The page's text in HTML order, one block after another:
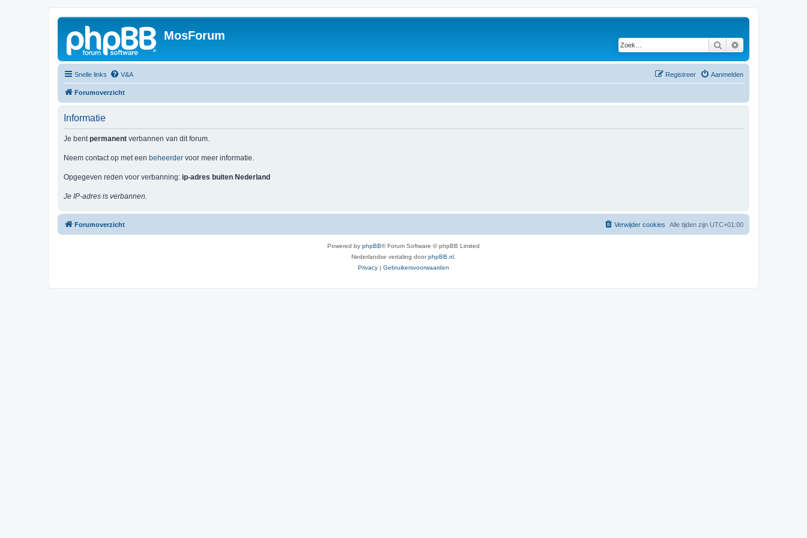
MosForum
Zoek
Snelle links V&A Aanmelden
Registreer
Forumoverzicht
Informatie
Je bentpermanent verbannen van dit forum.
Neem contact op met een beheerder voor meer informatie.
Opgegeven reden voor verbanning: ip-adres buiten Nederland
Je IP-adres is verbannen.
Forumoverzicht Alle tijden zijn UTC+01:00
Verwijder cookies
Powered by phpBB® Forum Software © phpBB Limited
Nederlandse vertaling doorphpBB.nl
Privacy | Gebruikersvoorwaarden